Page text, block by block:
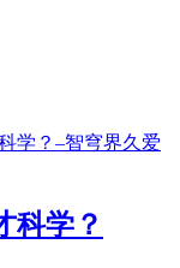
科学？